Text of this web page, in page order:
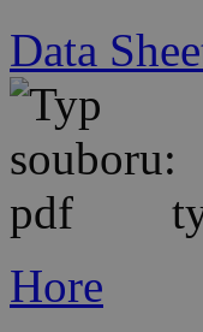
Data
Hore